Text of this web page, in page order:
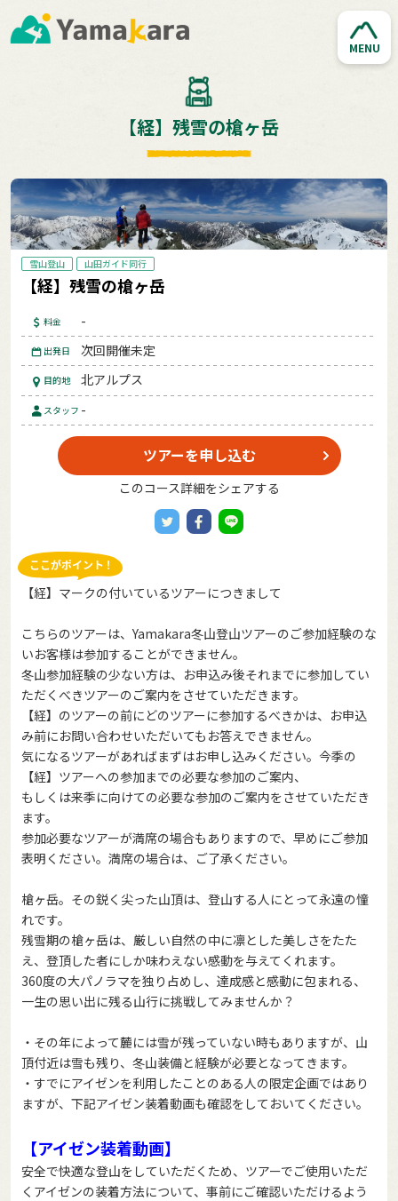
MENU
【経】残雪の槍ヶ岳
雪山登山 山田ガイド同行
【経】残雪の槍ヶ岳
料金 -
出発日 次回開催未定
目的地 北アルプス
スタッフ -
ツアーを申し込む
このコース詳細をシェアする
【経】マークの付いているツアーにつきまして
こちらのツアーは、Yamakara冬山登山ツアーのご参加経験のな
いお客様は参加することができません。
冬山参加経験の少ない方は、お申込み後それまでに参加してい
ただくべきツアーのご案内をさせていただきます。
【経】のツアーの前にどのツアーに参加するべきかは、お申込
み前にお問い合わせいただいてもお答えできません。
気になるツアーがあればまずはお申し込みください。今季の
【経】ツアーへの参加までの必要な参加のご案内、
もしくは来季に向けての必要な参加のご案内をさせていただき
ます。
参加必要なツアーが満席の場合もありますので、早めにご参加
表明ください。満席の場合は、ご了承ください。
槍ヶ岳。その鋭く尖った山頂は、登山する人にとって永遠の憧
れです。
残雪期の槍ヶ岳は、厳しい自然の中に凛とした美しさをたた
え、登頂した者にしか味わえない感動を与えてくれます。
360度の大パノラマを独り占めし、達成感と感動に包まれる、
一生の思い出に残る山行に挑戦してみませんか？
・その年によって麓には雪が残っていない時もありますが、山
頂付近は雪も残り、冬山装備と経験が必要となってきます。
・すでにアイゼンを利用したことのある人の限定企画ではあり
ますが、下記アイゼン装着動画も確認をしておいてください。
【アイゼン装着動画】
安全で快適な登山をしていただくため、ツアーでご使用いただ
くアイゼンの装着方法について、事前にご確認いただけるよう